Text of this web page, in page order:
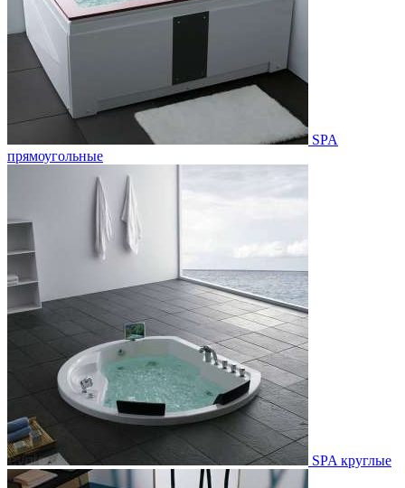
SPA
прямоугольные
SPA круглые